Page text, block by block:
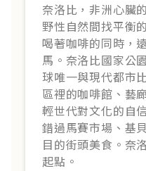
奈洛比，非洲心臟
野性自然間找平衡
喝著咖啡的同時，
馬。奈洛比國家公
球唯一與現代都市
區裡的咖啡館、藝
輕世代對文化的自
錯過馬賽市場、基
目的街頭美食。奈
起點。